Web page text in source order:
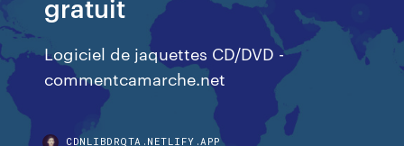
gratuit
Logiciel de jaquettes CD/DVD -
commentcamarche.net
CDNLIBDRQTA.NETLIFY.APP